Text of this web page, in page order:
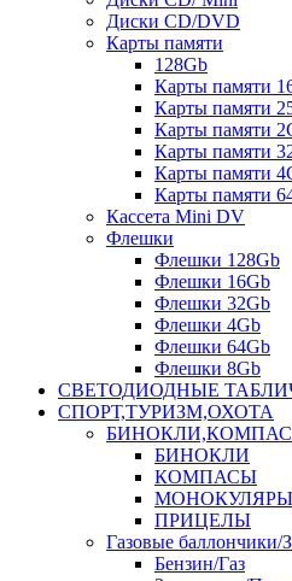
Диски CD/DVD
Карты памяти
128Gb
Карты памяти
Карты памяти
Карты памяти
Карты памяти
Карты памяти
Карты памяти
Кассета Mini DV
Флешки
Флешки 128Gb
Флешки 16Gb
Флешки 32Gb
Флешки 4Gb
Флешки 64Gb
Флешки 8Gb
СВЕТОДИОДНЫЕ
СПОРТ,ТУРИЗМ,ОХОТА
БИНОКЛИ
КОМПАСЫ
МОНОКУЛЯРЫ
ПРИЦЕЛЫ
Газовые баллончики/
Бензин/Газ